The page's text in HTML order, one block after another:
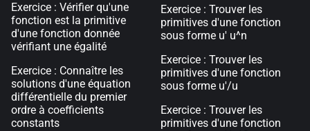
Exercice : Vérifier qu'une
fonction est la primitive
d'une fonction donnée
vérifiant une égalité
Exercice : Connaître les
solutions d'une équation
différentielle du premier
ordre à coefficients
constants
Exercice : Trouver les
primitives d'une fonction
sous forme u' u^n
Exercice : Trouver les
primitives d'une fonction
sous forme u'/u
Exercice : Trouver les
primitives d'une fonction